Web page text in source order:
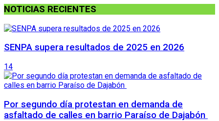
NOTICIAS RECIENTES
SENPA supera resultados de 2025 en 2026
14
Por segundo día protestan en demanda de
asfaltado de calles en barrio Paraíso de Dajabón